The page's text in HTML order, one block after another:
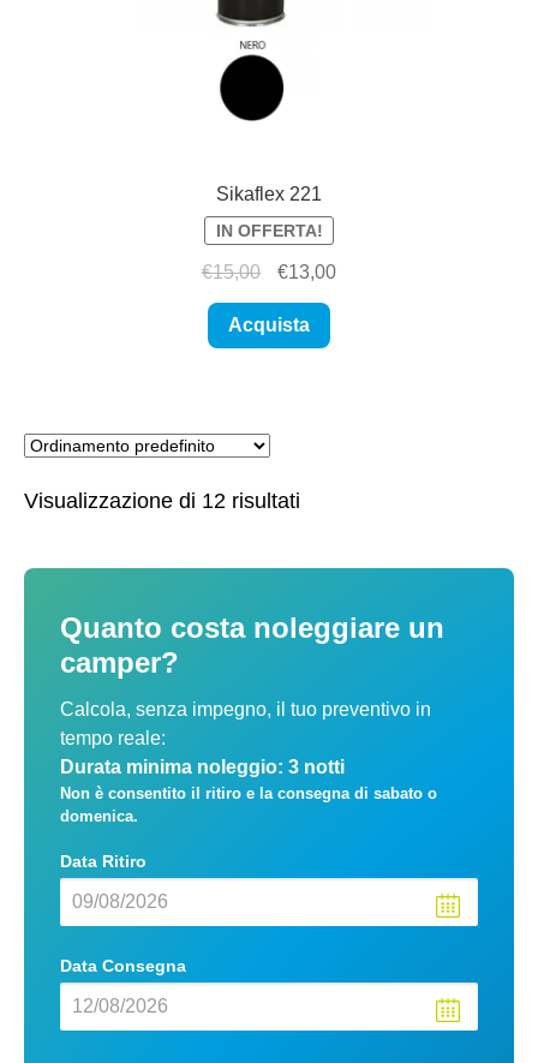
Sikaflex 221
IN OFFERTA!
€15,00
originale
era:
€13,00Il
Acquista
Visualizzazione di 12 risultati
Quanto costa noleggiare un
camper?
Calcola, senza impegno, il tuo preventivo in
tempo reale:
Durata minima noleggio: 3 notti
Non è consentito il ritiro e la consegna di sabato o
domenica.
Data Ritiro
Data Consegna